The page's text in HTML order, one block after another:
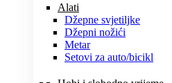
Alati
Džepne svjetiljke
Džepni nožići
Metar
Setovi za auto/bicikl